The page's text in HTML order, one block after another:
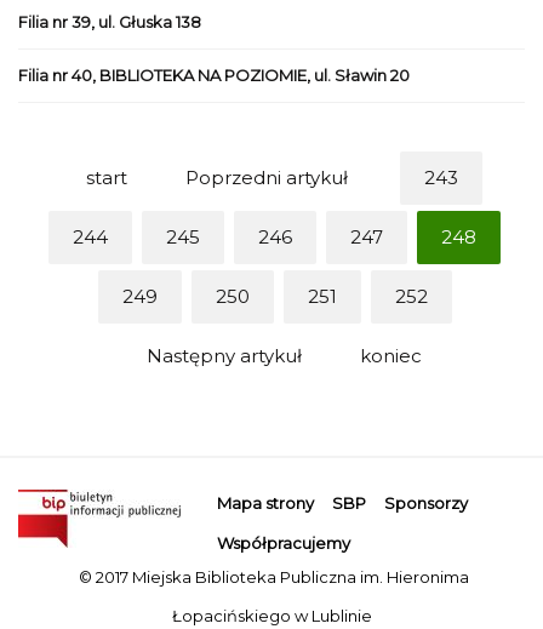
Filia nr 39, ul. Głuska 138
Filia nr 40, BIBLIOTEKA NA POZIOMIE, ul. Sławin 20
start Poprzedni artykuł 243
244 245 246 247 248
249 250 251 252
Następny artykuł koniec
Mapa strony SBP Sponsorzy
Współpracujemy
© 2017 Miejska Biblioteka Publiczna im. Hieronima
Łopacińskiego w Lublinie